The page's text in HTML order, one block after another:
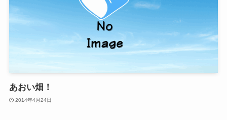
あおい畑！
2014年4月24日